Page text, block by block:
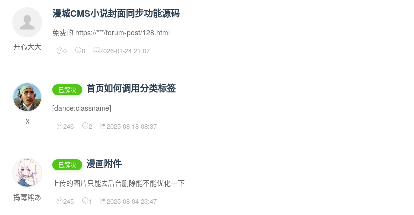
开心大大
漫城CMS小说封面同步功能源码
免费的 https://***/forum-post/128.html
0 0 2026-01-24 21:07
X
已解决 首页如何调用分类标签
[dance:classname]
246 2 2025-08-18 08:37
捣莓熊あ
已解决 漫画附件
上传的图片只能去后台删除能不能优化一下
245 1 2025-08-04 23:47